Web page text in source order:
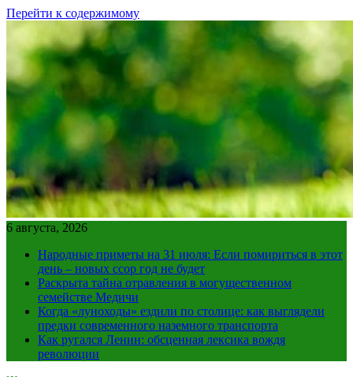
Перейти к содержимому
6 августа, 2026
Народные приметы на 31 июля: Если помириться в этот
день – новых ссор год не будет
Раскрыта тайна отравления в могущественном
семействе Медичи
Когда «луноходы» ездили по столице: как выглядели
предки современного наземного транспорта
Как ругался Ленин: обсценная лексика вождя
революции